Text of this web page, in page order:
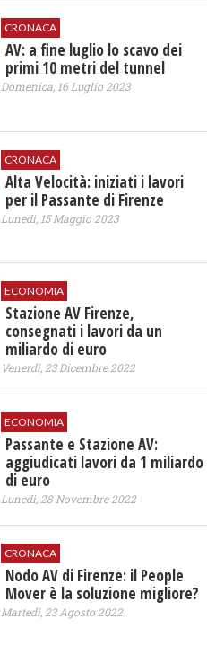
CRONACA
AV: a fine luglio lo scavo dei
primi 10 metri del tunnel
Domenica, 16 Luglio 2023
CRONACA
Alta Velocità: iniziati i lavori
per il Passante di Firenze
Lunedì, 15 Maggio 2023
ECONOMIA
Stazione AV Firenze,
consegnati i lavori da un
miliardo di euro
Venerdì, 23 Dicembre 2022
ECONOMIA
Passante e Stazione AV:
aggiudicati lavori da 1 miliardo
di euro
Lunedì, 28 Novembre 2022
CRONACA
Nodo AV di Firenze: il People
Mover è la soluzione migliore?
Martedì, 23 Agosto 2022